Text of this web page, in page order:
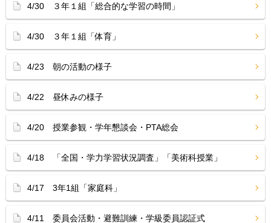
4/30 ３年１組「総合的な学習の時間」
4/30 ３年１組「体育」
4/23 朝の活動の様子
4/22 昼休みの様子
4/20 授業参観・学年懇談会・PTA総会
4/18 「全国・学力学習状況調査」「美術科授業」
4/17 3年1組「家庭科」
4/11 委員会活動・避難訓練・学級委員認証式